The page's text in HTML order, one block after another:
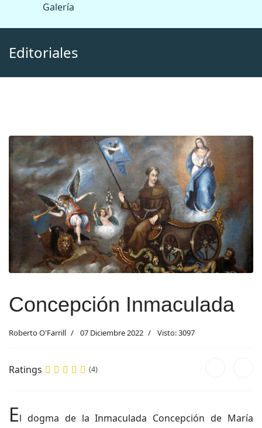
Galería
Editoriales
Concepción Inmaculada
Roberto O'Farrill 07 Diciembre 2022 Visto: 3097
Ratings (4)
El dogma de la Inmaculada Concepción de María